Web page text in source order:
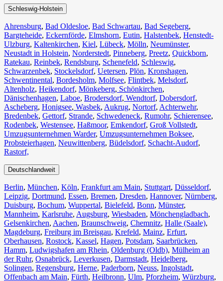
Schleswig-Holstein
Ahrensburg, Bad Oldesloe, Bad Schwartau, Bad Segeberg,
Bargteheide, Eckernförde, Elmshorn, Eutin, Halstenbek, Henstedt-
Ulzburg, Kaltenkirchen, Kiel, Lübeck, Mölln, Neumünster,
Neustadt in Holstein, Norderstedt, Pinneberg, Preetz, Quickborn,
Ratekau, Reinbek, Rendsburg, Schenefeld, Schleswig,
Schwarzenbek, Stockelsdorf, Uetersen, Plön, Kronshagen,
Schwentinental, Bordesholm, Molfsee, Flintbek, Melsdorf,
Altenholz, Heikendorf, Mönkeberg, Schönkirchen,
Dänischenhagen, Laboe, Brodersdorf, Wendtorf, Dobersdorf,
Ascheberg, Honigsee, Wasbek, Aukrug, Nortorf, Achterwehr,
Bredenbek, Gettorf, Strande, Schwedeneck, Rumohr, Schierensee,
Rodenbek, Westensee, Haßmoor, Emkendorf, Groß Vollstedt,
Umzugsunternehmen Warder, Umzugsunternehmen Boksee,
Probsteierhagen, Neuwittenberg, Büdelsdorf, Schacht-Audorf,
Rastorf,
Deutschlandweit
Berlin⁠, München, Köln⁠, Frankfurt am Main, Stuttgart, Düsseldorf,
Leipzig, Dortmund, Essen, Bremen, Dresden, Hannover, Nürnberg,
Duisburg⁠, Bochum, Wuppertal⁠, Bielefeld⁠, Bonn⁠, Münster⁠,
Mannheim, Karlsruhe, Augsburg, Wiesbaden⁠, Mönchengladbach⁠,
Gelsenkirchen⁠, Aachen⁠, Braunschweig, Chemnitz⁠, Halle (Saale)⁠,
Magdeburg, Freiburg im Breisgau⁠, Krefeld⁠, Mainz⁠, Erfurt,
Oberhausen⁠, Rostock⁠, Kassel⁠, Hagen, Potsdam, Saarbrücken⁠,
Hamm, Ludwigshafen am Rhein⁠, Oldenburg (Oldb), Mülheim an
der Ruhr, Osnabrück⁠, Leverkusen, Darmstadt⁠, Heidelberg,
Solingen, Regensburg, Herne⁠, Paderborn, Neuss, Ingolstadt,
Offenbach am Main, Fürth⁠, Heilbronn, Ulm⁠, Pforzheim, Würzburg,